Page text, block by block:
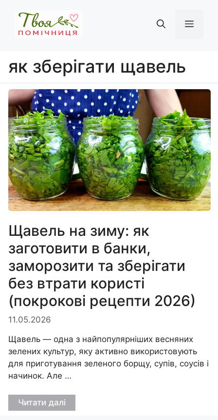
вмісту
як зберігати щавель
Щавель на зиму: як
заготовити в банки,
заморозити та зберігати
без втрати користі
(покрокові рецепти 2026)
11.05.2026
Щавель — одна з найпопулярніших весняних
зелених культур, яку активно використовують
для приготування зеленого борщу, супів, соусів і
начинок. Але …
Читати далі